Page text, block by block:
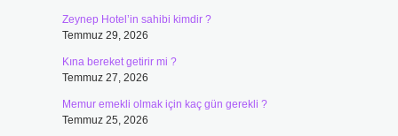
Zeynep Hotel’in sahibi kimdir ?
Temmuz 29, 2026
Kına bereket getirir mi ?
Temmuz 27, 2026
Memur emekli olmak için kaç gün gerekli ?
Temmuz 25, 2026